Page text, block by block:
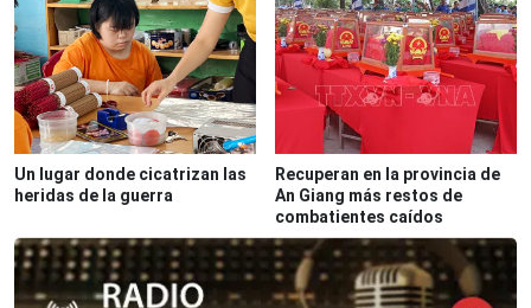
Un lugar donde cicatrizan las
heridas de la guerra
Recuperan en la provincia de
An Giang más restos de
combatientes caídos